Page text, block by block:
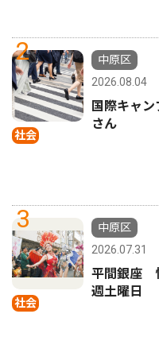
2
社会
中原区
2026.08.04
国際キャ
さん
3
社会
中原区
2026.07.31
平間銀座
週土曜日